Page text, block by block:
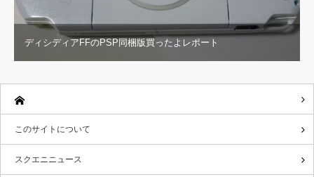
ディシディアFFのPSP同梱版買ったよレポート
このサイトについて
スクエニニュース